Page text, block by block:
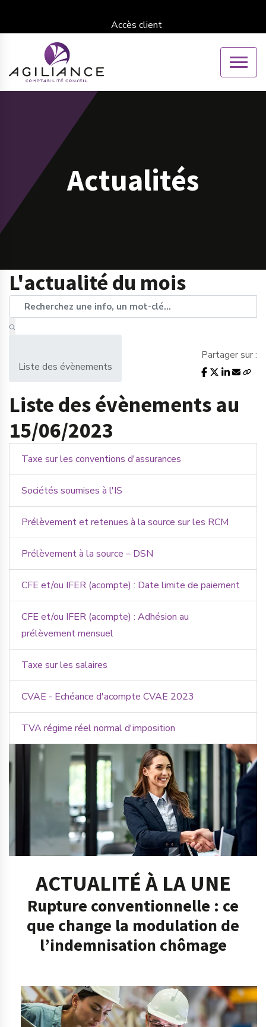
Accès client
Actualités
L'actualité du mois
Liste des évènements
Partager sur :
Liste des évènements au
15/06/2023
Taxe sur les conventions d'assurances
Sociétés soumises à l'IS
Prélèvement et retenues à la source sur les RCM
Prélèvement à la source – DSN
CFE et/ou IFER (acompte) : Date limite de paiement
CFE et/ou IFER (acompte) : Adhésion au
prélèvement mensuel
Taxe sur les salaires
CVAE - Echéance d'acompte CVAE 2023
TVA régime réel normal d'imposition
ACTUALITÉ À LA UNE
Rupture conventionnelle : ce
que change la modulation de
l’indemnisation chômage